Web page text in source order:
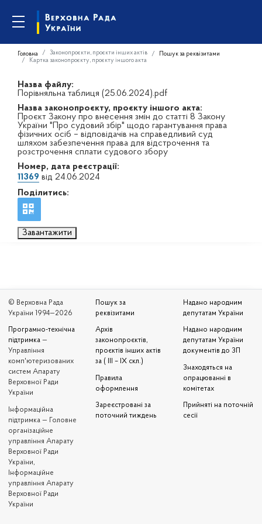
Головна Законопроєкти, проєкти інших актів
Пошук за реквізитами
Картка законопроєкту, проєкту іншого акта
Назва файлу:
Порівняльна таблиця (25.06.2024).pdf
Назва законопроєкту, проєкту іншого акта:
Проєкт Закону про внесення змін до статті 8 Закону
України "Про судовий збір" щодо гарантування права
фізичних осіб – відповідачів на справедливий суд
шляхом забезпечення права для відстрочення та
розстрочення сплати судового збору
Номер, дата реєстрації:
11369 від 24.06.2024
Поділитись:
Завантажити
© Верховна Рада
України 1994—2026
Програмно-технічна
підтримка —
Управління
комп'ютеризованих
систем Апарату
Верховної Ради
України
Iнформаційна
підтримка — Головне
організаційне
управління Апарату
Верховної Ради
України,
Інформаційне
управління Апарату
Верховної Ради
України
Пошук за
реквізитами
Архів
законопроєктів,
проєктів інших актів
за ( III – IX скл.)
Правила
оформлення
Зареєстровані за
поточний тиждень
Надано народним
депутатам України
Надано народним
депутатам України
документів до ЗП
Знаходяться на
опрацюванні в
комітетах
Прийняті на поточній
сесії